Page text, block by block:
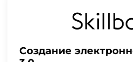
Создание